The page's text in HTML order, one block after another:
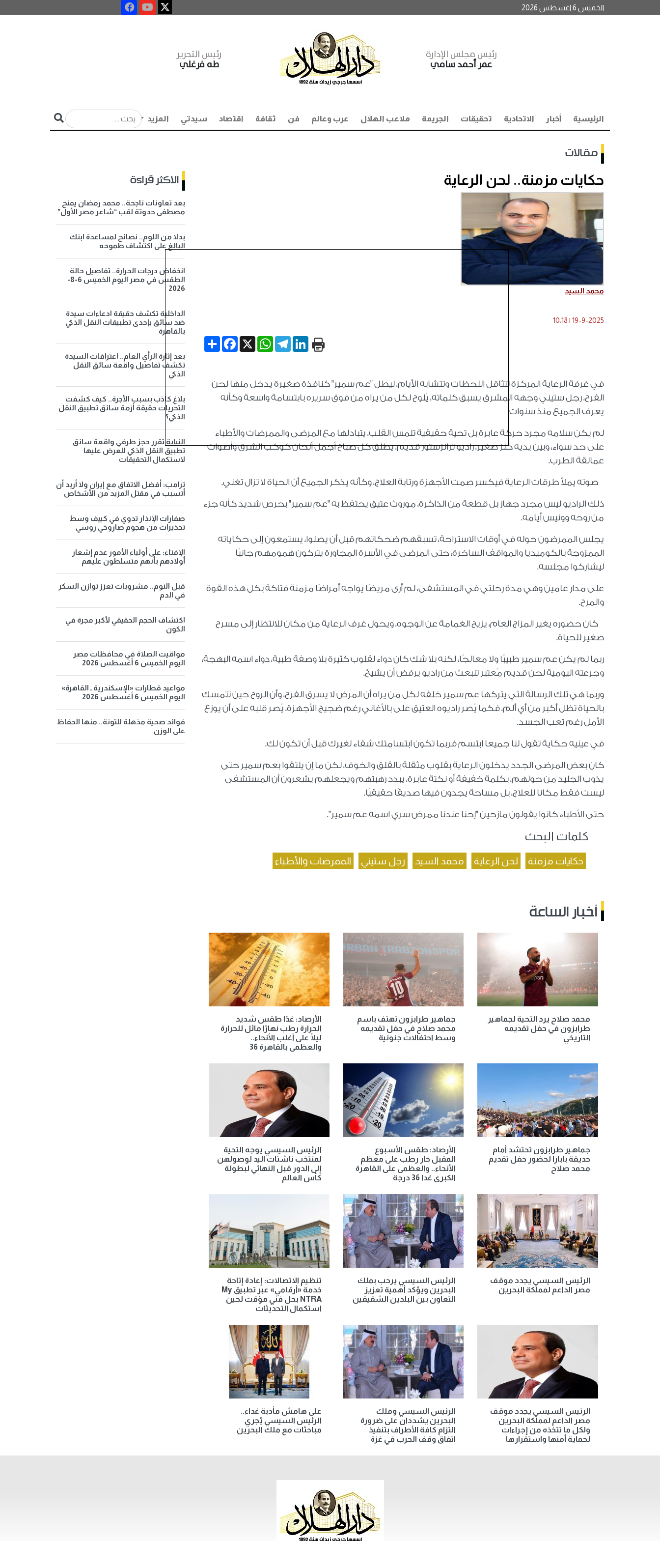
الخميس 6 اغسطس 2026
رئيس مجلس الإدارة
عمر أحمد سامي
رئيس التحرير
طه فرغلي
الرئيسية أخبار الاتحادية تحقيقات الجريمة ملاعب الهلال عرب وعالم فن ثقافة اقتصاد سيدتي المزيد
مقالات
حكايات مزمنة.. لحن الرعاية
محمد السيد
19-9-2025
|
10:18
Share
Facebook X
WhatsApp
TelegramLinkedIn
في غرفة الرعاية المركزة تتثاقل اللحظات وتتشابه الأيام، ليطل "عم سمير" كنافذة صغيرة يدخل منها لحن
الفرح، رجل ستيني وجهه المشرق يسبق كلماته، يُلوح لكل من يراه من فوق سريره بابتسامة واسعة وكأنه
يعرف الجميع منذ سنوات.
لم يكن سلامه مجرد حركة عابرة بل تحية حقيقية تلمس القلب، يتبادلها مع المرضى والممرضات والأطباء
على حد سواء، وبين يديه كنز صغير، راديو ترانزستور قديم، يطلق كل صباح أجمل ألحان كوكب الشرق وأصوات
عمالقة الطرب.
صوته يملأ طرقات الرعاية فيكسر صمت الأجهزة ورتابة العلاج، وكأنه يذكر الجميع أن الحياة لا تزال تغني.
ذلك الراديو ليس مجرد جهاز بل قطعة من الذاكرة، موروث عتيق يحتفظ به "عم سمير" بحرص شديد كأنه جزء
من روحه وونيس أيامه.
يجلس الممرضون حوله في أوقات الاستراحة، تسبقهم ضحكاتهم قبل أن يصلوا، يستمعون إلى حكاياته
الممزوجة بالكوميديا والمواقف الساخرة، حتى المرضى في الأسرة المجاورة يتركون همومهم جانبًا
ليشاركوا مجلسه.
على مدار عامين وهي مدة رحلتي في المستشفى، لم أرى مريضًا يواجه أمراضًا مزمنة فتاكة بكل هذه القوة
والمرح.
كان حضوره يغير المزاج العام، يزيح الغمامة عن الوجوه، ويحول غرف الرعاية من مكان للانتظار إلى مسرح
صغير للحياة.
ربما لم يكن عم سمير طبيبًا ولا معالجًا، لكنه بلا شك كان دواء لقلوب كثيرة بلا وصفة طبية، دواء اسمه البهجة،
وجرعته اليومية لحن قديم مُعتبر تنبعث من راديو يرفض أن يشيخ.
وربما هي تلك الرسالة التي يتركها عم سمير خلفه لكل من يراه أن المرض لا يسرق الفرح، وأن الروح حين تتمسك
بالحياة تظل أكبر من أي ألم، فكما يُصر راديوه العتيق على بالأغاني رغم ضجيج الأجهزة، يُصر قلبه على أن يوزع
الأمل رغم تعب الجسد.
في عينيه حكاية تقول لنا جميعا ابتسم فربما تكون ابتسامتك شفاء لغيرك قبل أن تكون لك.
كان بعض المرضى الجدد يدخلون الرعاية بقلوب مثقلة بالقلق والخوف، لكن ما إن يلتقوا بعم سمير حتى
يذوب الجليد من حولهم، بكلمة خفيفة أو نكتة عابرة، يبدد رهبتهم ويجعلهم يشعرون أن المستشفى
ليست فقط مكانا للعلاج، بل مساحة يجدون فيها صديقًا حقيقيًا.
حتى الأطباء كانوا يقولون مازحين "إحنا عندنا ممرض سري اسمه عم سمير".
كلمات البحث
حكايات مزمنة لحن الرعاية محمد السيد رجل ستيني الممرضات والأطباء
أخبار الساعة
محمد صلاح يرد التحية لجماهير
طرابزون في حفل تقديمه
التاريخي
جماهير طرابزون تهتف باسم
محمد صلاح في حفل تقديمه
وسط احتفالات جنونية
الأرصاد: غدًا طقس شديد
الحرارة رطب نهارًا مائل للحرارة
ليلًا على أغلب الأنحاء..
والعظمى بالقاهرة 36
جماهير طرابزون تحتشد أمام
حديقة بابارا لحضور حفل تقديم
محمد صلاح
الأرصاد: طقس الأسبوع
المقبل حار رطب على معظم
الأنحاء.. والعظمى على القاهرة
الكبرى غدا 36 درجة
الرئيس السيسي يوجه التحية
لمنتخب ناشئات اليد لوصولهن
إلى الدور قبل النهائي لبطولة
كأس العالم
الرئيس السيسي يجدد موقف
مصر الداعم لمملكة البحرين
الرئيس السيسي يرحب بملك
البحرين ويؤكد أهمية تعزيز
التعاون بين البلدين الشقيقين
تنظيم الاتصالات: إعادة إتاحة
خدمة «أرقامي» عبر تطبيق My
NTRA بحل فني مؤقت لحين
استكمال التحديثات
الرئيس السيسي يجدد موقف
مصر الداعم لمملكة البحرين
ولكل ما تتخذه من إجراءات
لحماية أمنها واستقرارها
الرئيس السيسي وملك
البحرين يشددان على ضرورة
التزام كافة الأطراف بتنفيذ
اتفاق وقف الحرب في غزة
على هامش مأدبة غداء..
الرئيس السيسي يُجري
مباحثات مع ملك البحرين
الاكثر قراءة
بعد تعاونات ناجحة.. محمد رمضان يمنح
مصطفى حدوتة لقب “شاعر مصر الأول”
بدلا من اللوم.. نصائح لمساعدة ابنك
البالغ على اكتشاف طموحه
انخفاض درجات الحرارة.. تفاصيل حالة
الطقس في مصر اليوم الخميس 6-8-
2026
الداخلية تكشف حقيقة ادعاءات سيدة
ضد سائق بإحدى تطبيقات النقل الذكي
بالقاهرة
بعد إثارة الرأي العام.. اعترافات السيدة
تكشف تفاصيل واقعة سائق النقل
الذكي
بلاغ كاذب بسبب الأجرة.. كيف كشفت
التحريات حقيقة أزمة سائق تطبيق النقل
الذكي؟
النيابة تقرر حجز طرفي واقعة سائق
تطبيق النقل الذكي للعرض عليها
لاستكمال التحقيقات
ترامب: أفضل الاتفاق مع إيران ولا أريد أن
أتسبب في مقتل المزيد من الأشخاص
صفارات الإنذار تدوي في كييف وسط
تحذيرات من هجوم صاروخي روسي
الإفتاء: على أولياء الأمور عدم إشعار
أولادهم بأنهم متسلطون عليهم
قبل النوم.. مشروبات تعزز توازن السكر
في الدم
اكتشاف الحجم الحقيقي لأكبر مجرة في
الكون
مواقيت الصلاة في محافظات مصر
اليوم الخميس 6 أغسطس 2026
مواعيد قطارات «الإسكندرية ـ القاهرة»
اليوم الخميس 6 أغسطس 2026
فوائد صحية مذهلة للتونة.. منها الحفاظ
على الوزن